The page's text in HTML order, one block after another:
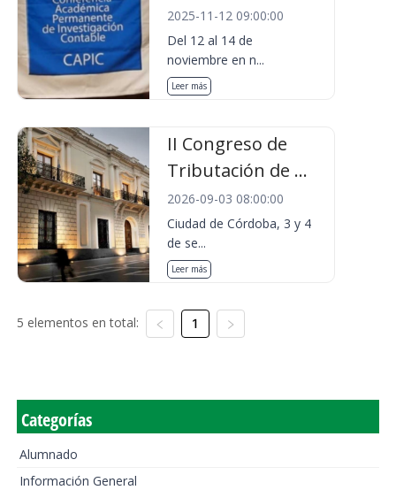
2025-11-12 09:00:00
Del 12 al 14 de
noviembre en n...
Leer más
II Congreso de
Tributación de ...
2026-09-03 08:00:00
Ciudad de Córdoba, 3 y 4
de se...
Leer más
5 elementos en total: 1
Categorías
Alumnado
Información General